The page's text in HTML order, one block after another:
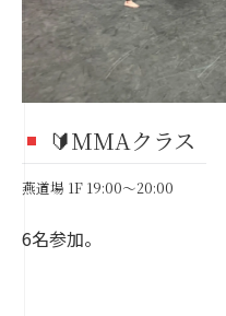
🔰MMAクラス
燕道場 1F 19:00～20:00
6名参加。